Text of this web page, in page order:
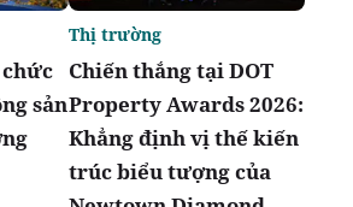
sản
Chiến thắng tại DOT
Property Awards 2026:
Khẳng định vị thế kiến
trúc biểu tượng của
Thị trường